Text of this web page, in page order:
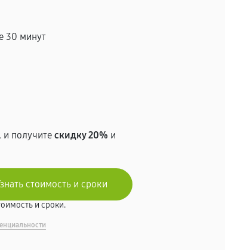
30 минут
и получитескидку 20% и
и сроки.